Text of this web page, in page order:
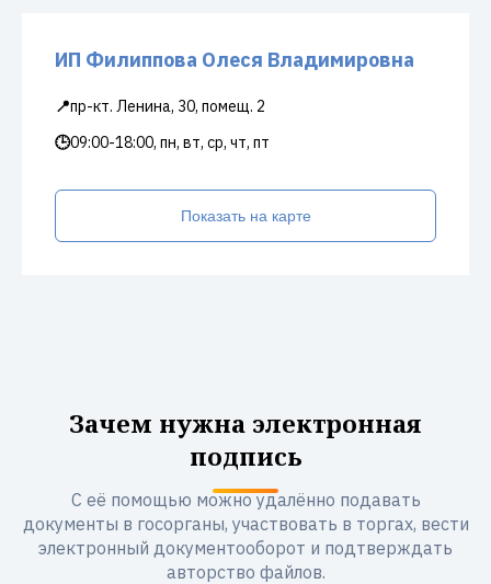
ИП Филиппова Олеся Владимировна
📍пр-кт. Ленина, 30, помещ. 2
🕒09:00-18:00, пн, вт, ср, чт, пт
Показать на карте
Зачем нужна электронная
подпись
С её помощью можно удалённо подавать
документы в госорганы, участвовать в торгах, вести
электронный документооборот и подтверждать
авторство файлов.